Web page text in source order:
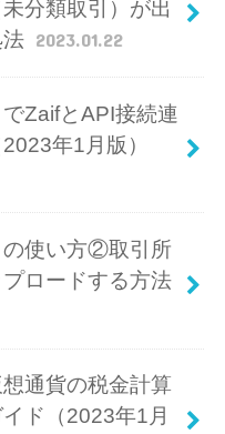
分類取引）が出
2023.01.22
ZaifとAPI接続連
年1月版）
の使い方②取引所
ロードする方法
通貨の税金計算
ド（2023年1月